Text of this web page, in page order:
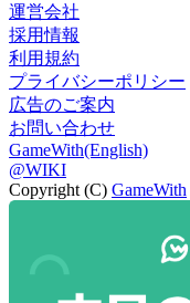
運営会社
採用情報
利用規約
プライバシーポリシー
広告のご案内
お問い合わせ
GameWith(English)
@WIKI
Copyright (C) GameWith